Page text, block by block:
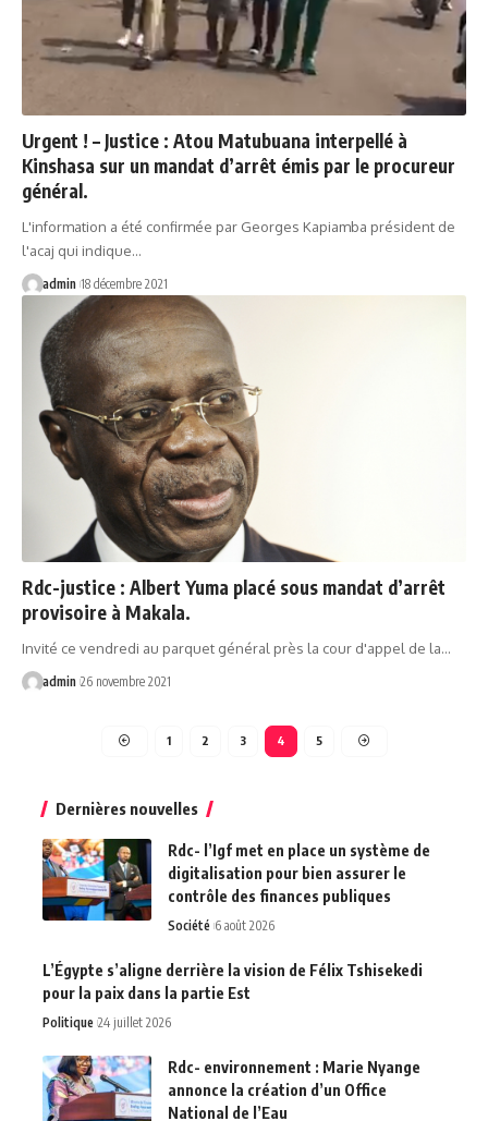
Urgent ! – Justice : Atou Matubuana interpellé à
Kinshasa sur un mandat d’arrêt émis par le procureur
général.
L'information a été confirmée par Georges Kapiamba président de
l'acaj qui indique…
admin 18 décembre 2021
Rdc-justice : Albert Yuma placé sous mandat d’arrêt
provisoire à Makala.
Invité ce vendredi au parquet général près la cour d'appel de la…
admin 26 novembre 2021
1 2 3 4 5
Dernières nouvelles
Rdc- l’Igf met en place un système de
digitalisation pour bien assurer le
contrôle des finances publiques
Société 6 août 2026
L’Égypte s’aligne derrière la vision de Félix Tshisekedi
pour la paix dans la partie Est
Politique 24 juillet 2026
Rdc- environnement : Marie Nyange
annonce la création d’un Office
National de l’Eau